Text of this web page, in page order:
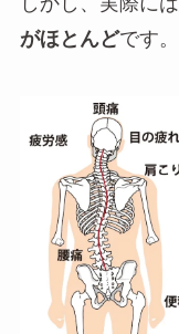
がほとんどです。